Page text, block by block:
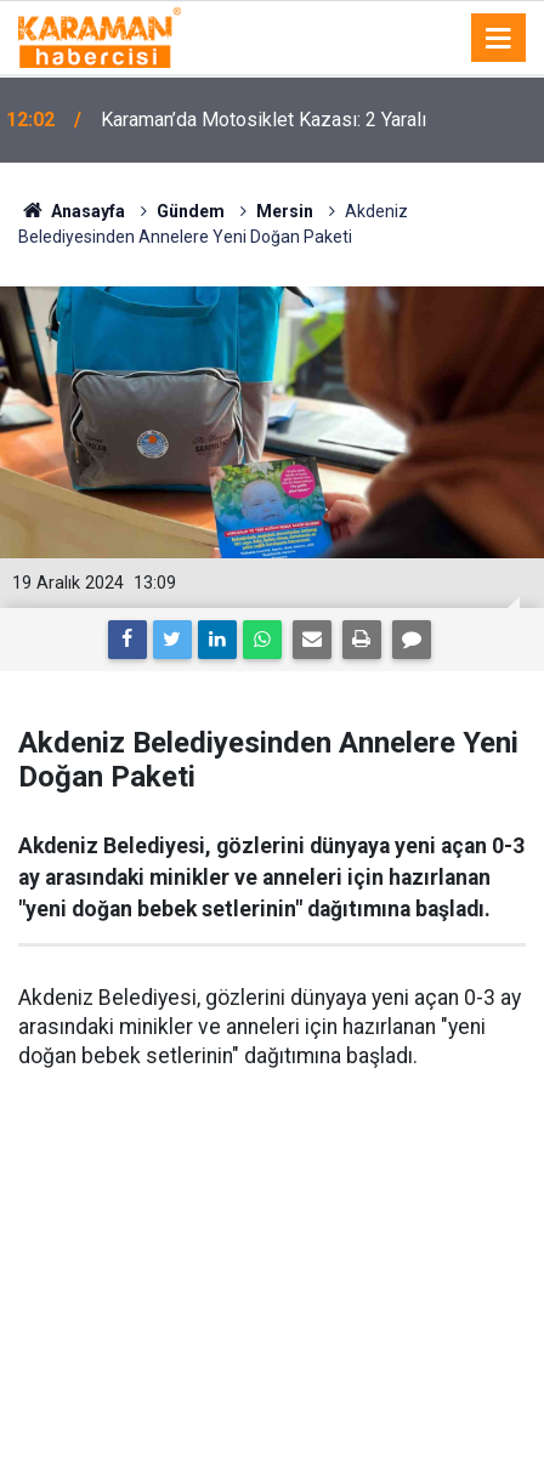
12:02 Karaman’da Motosiklet Kazası: 2 Yaralı
Anasayfa Gündem Mersin
Akdeniz
Belediyesinden Annelere Yeni Doğan Paketi
13:09
19 Aralık 2024
Akdeniz Belediyesinden Annelere Yeni
Doğan Paketi
Akdeniz Belediyesi, gözlerini dünyaya yeni açan 0-3
ay arasındaki minikler ve anneleri için hazırlanan
"yeni doğan bebek setlerinin" dağıtımına başladı.
Akdeniz Belediyesi, gözlerini dünyaya yeni açan 0-3 ay
arasındaki minikler ve anneleri için hazırlanan "yeni
doğan bebek setlerinin" dağıtımına başladı.